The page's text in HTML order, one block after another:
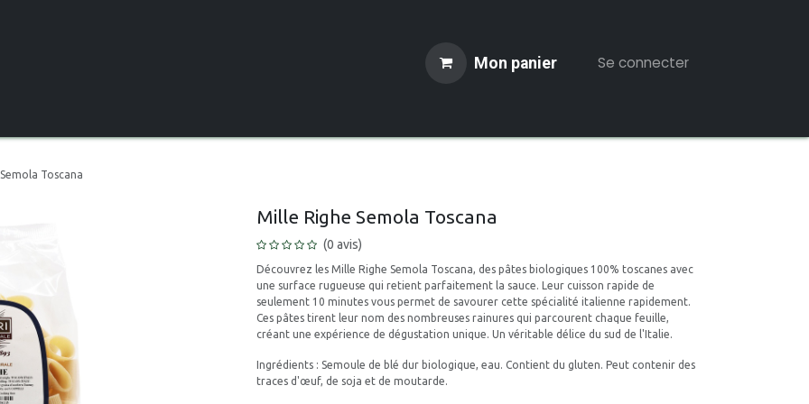
Mon panier Se connecter
Toscana
Mille Righe Semola Toscana
(0 avis)
Découvrez les Mille Righe Semola Toscana, des pâtes biologiques 100% toscanes avec
une surface rugueuse qui retient parfaitement la sauce. Leur cuisson rapide de
seulement 10 minutes vous permet de savourer cette spécialité italienne rapidement.
Ces pâtes tirent leur nom des nombreuses rainures qui parcourent chaque feuille,
créant une expérience de dégustation unique. Un véritable délice du sud de l'Italie.
Ingrédients : Semoule de blé dur biologique, eau. Contient du gluten. Peut contenir des
traces d'œuf, de soja et de moutarde.